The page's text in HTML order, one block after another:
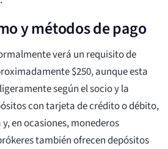
y métodos de pago
verá un requisito de
$250, aunque esta
según el socio y la
con tarjeta de crédito o débito,
en ocasiones, monederos
también ofrecen depósitos